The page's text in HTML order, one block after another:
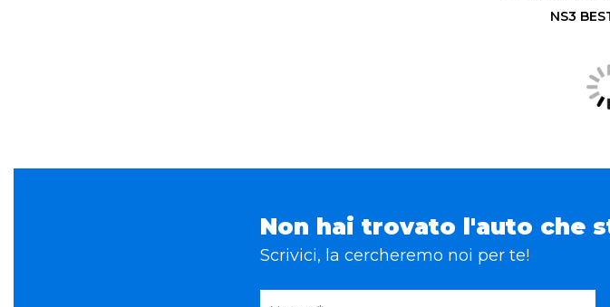
NS3
Non hai trovato l'auto che
Scrivici, la cercheremo noi per te!